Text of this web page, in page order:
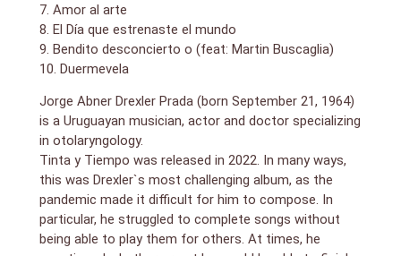
7. Amor al arte
8. El Día que estrenaste el mundo
9. Bendito desconcierto o (feat: Martin Buscaglia)
10. Duermevela
Jorge Abner Drexler Prada (born September 21, 1964)
is a Uruguayan musician, actor and doctor specializing
in otolaryngology.
Tinta y Tiempo was released in 2022. In many ways,
this was Drexler`s most challenging album, as the
pandemic made it difficult for him to compose. In
particular, he struggled to complete songs without
being able to play them for others. At times, he